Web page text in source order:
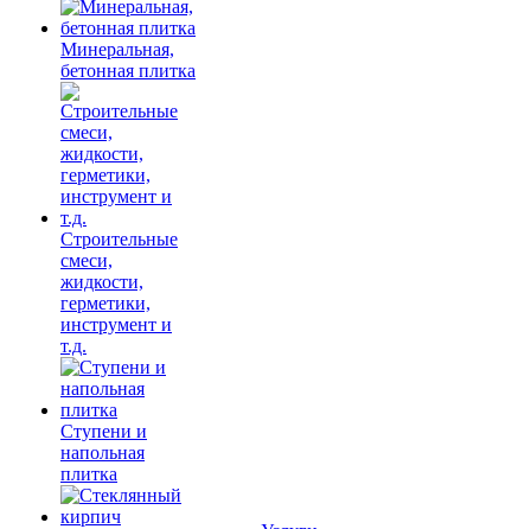
Минеральная,
бетонная плитка
Строительные
смеси,
жидкости,
герметики,
инструмент и
т.д.
Ступени и
напольная
плитка